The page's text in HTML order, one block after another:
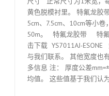
黄色脱模衬里。 特氟龙胶
5cm、7.5cm、10cm等小卷
50m。 特氟龙胶带 特
击下载 YS7011AJ-
与我们联系。 其他宽度也
多信息 注： 厚度公差
均值。 这些值基于我们认